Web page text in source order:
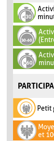
Petit
et